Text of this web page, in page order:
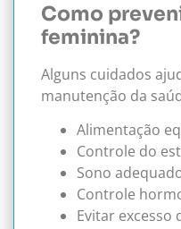
Como
feminina?
Alguns cuidados
manutenção da
Alimentação
Controle do
Sono
Controle
Evitar excesso